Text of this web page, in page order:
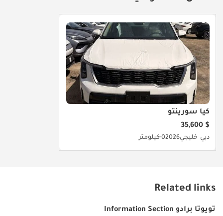
كيا سورينتو
$ 35,600
دبي خليجي20260 كيلومتر
Related links
تويوتا برادو Information Section